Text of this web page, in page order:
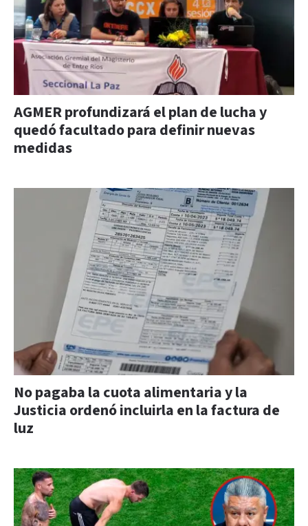
AGMER profundizará el plan de lucha y
quedó facultado para definir nuevas
medidas
No pagaba la cuota alimentaria y la
Justicia ordenó incluirla en la factura de
luz